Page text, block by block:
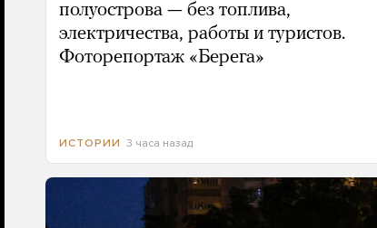
полуострова — без топлива,
электричества, работы и туристов.
Фоторепортаж «Берега»
ИСТОРИИ 3 часа назад